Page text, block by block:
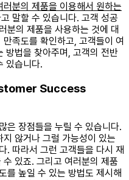
러분의 제품을 이용해서 원하는
말할 수 있습니다. 고객 성공
분의 제품을 사용하는 것에 대
족도를 확인하고, 고객들이 여
방법을 찾아주며, 고객의 전반
있습니다.
Success
은 장점들을 누릴 수 있습니다.
않거나 그럴 가능성이 있는
. 따라서 그런 고객들을 다시 재
있죠. 그리고 여러분의 제품
를 높일 수 있는 방법도 제시해